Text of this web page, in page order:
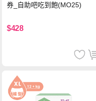
券_自助吧吃到飽(MO25)
$428